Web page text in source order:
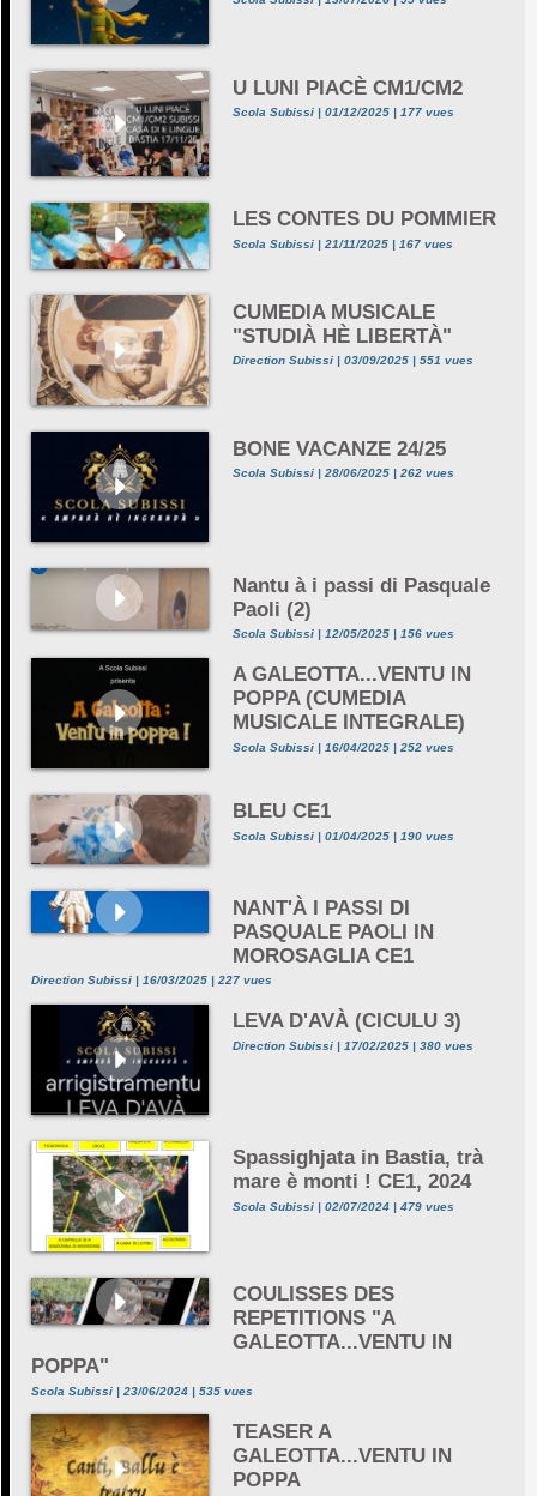
U LUNI PIACÈ CM1/CM2
Scola Subissi | 01/12/2025 | 177 vues
LES CONTES DU POMMIER
Scola Subissi | 21/11/2025 | 167 vues
CUMEDIA MUSICALE
"STUDIÀ HÈ LIBERTÀ"
Direction Subissi | 03/09/2025 | 551 vues
BONE VACANZE 24/25
Scola Subissi | 28/06/2025 | 262 vues
Nantu à i passi di Pasquale
Paoli (2)
Scola Subissi | 12/05/2025 | 156 vues
A GALEOTTA...VENTU IN
POPPA (CUMEDIA
MUSICALE INTEGRALE)
Scola Subissi | 16/04/2025 | 252 vues
BLEU CE1
Scola Subissi | 01/04/2025 | 190 vues
NANT'À I PASSI DI
PASQUALE PAOLI IN
MOROSAGLIA CE1
Direction Subissi | 16/03/2025 | 227 vues
LEVA D'AVÀ (CICULU 3)
Direction Subissi | 17/02/2025 | 380 vues
Spassighjata in Bastia, trà
mare è monti ! CE1, 2024
Scola Subissi | 02/07/2024 | 479 vues
COULISSES DES
REPETITIONS "A
GALEOTTA...VENTU IN
POPPA"
Scola Subissi | 23/06/2024 | 535 vues
TEASER A
GALEOTTA...VENTU IN
POPPA